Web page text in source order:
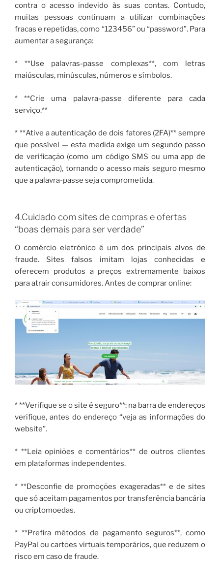
contra o acesso indevido às suas contas. Contudo,
muitas pessoas continuam a utilizar combinações
fracas e repetidas, como “123456” ou “password”. Para
aumentar a segurança:
* **Use palavras-passe complexas**, com letras
maiúsculas, minúsculas, números e símbolos.
* **Crie uma palavra-passe diferente para cada
serviço.**
* **Ative a autenticação de dois fatores (2FA)** sempre
que possível — esta medida exige um segundo passo
de verificação (como um código SMS ou uma app de
autenticação), tornando o acesso mais seguro mesmo
que a palavra-passe seja comprometida.
4.Cuidado com sites de compras e ofertas
“boas demais para ser verdade”
O comércio eletrónico é um dos principais alvos de
fraude. Sites falsos imitam lojas conhecidas e
oferecem produtos a preços extremamente baixos
para atrair consumidores. Antes de comprar online:
* **Verifique se o site é seguro**: na barra de endereços
verifique, antes do endereço “veja as informações do
website”.
* **Leia opiniões e comentários** de outros clientes
em plataformas independentes.
* **Desconfie de promoções exageradas** e de sites
que só aceitam pagamentos por transferência bancária
ou criptomoedas.
* **Prefira métodos de pagamento seguros**, como
PayPal ou cartões virtuais temporários, que reduzem o
risco em caso de fraude.